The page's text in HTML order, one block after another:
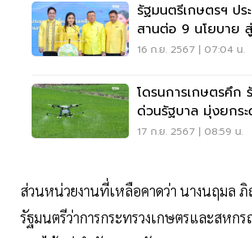
รัฐมนตรีเกษตรฯ ปร
สานต่อ 9 นโยบาย
16 ก.ย. 2567 | 07:04 น.
โดรนการเกษตรคึก
ด่วนรัฐบาล มุ่งยกร
สมัย
17 ก.ย. 2567 | 08:59 น.
ส่วนหน่วยงานที่เหลือคาดว่า นางนฤมล
รัฐมนตรีว่าการกระทรวงเกษตรและสหก